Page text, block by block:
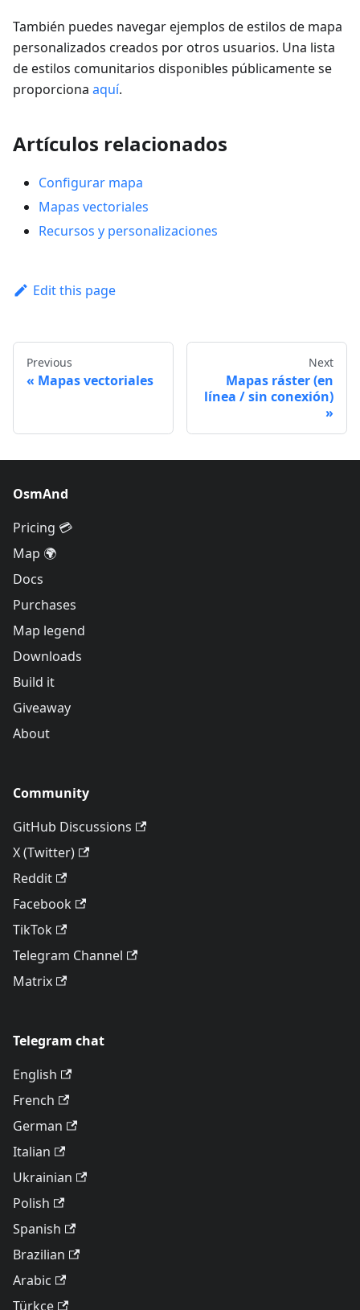
También puedes navegar ejemplos de estilos de mapa
personalizados creados por otros usuarios. Una lista
de estilos comunitarios disponibles públicamente se
proporciona aquí.
Artículos relacionados
Configurar mapa
Mapas vectoriales
Recursos y personalizaciones
Edit this page
Previous
Mapas vectoriales
Next
Mapas ráster (en
línea / sin conexión)
OsmAnd
Pricing 💳
Map 🌍
Docs
Purchases
Map legend
Downloads
Build it
Giveaway
About
Community
GitHub Discussions
X (Twitter)
Reddit
Facebook
TikTok
Telegram Channel
Matrix
Telegram chat
English
French
German
Italian
Ukrainian
Polish
Spanish
Brazilian
Arabic
Türkçe